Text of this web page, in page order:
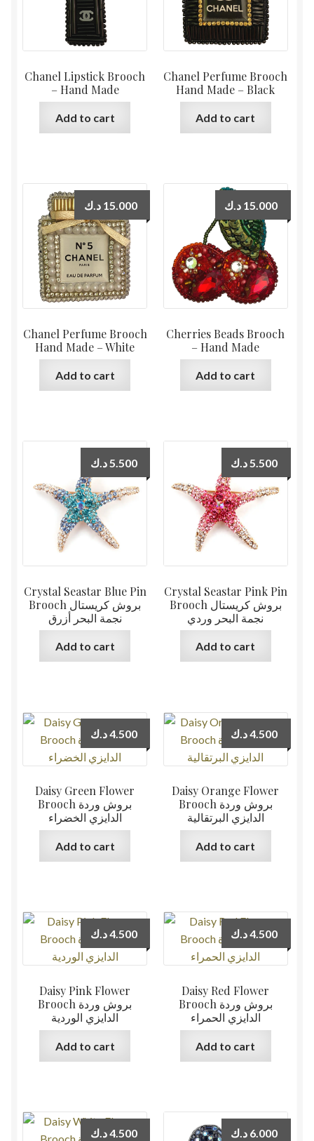
Chanel Lipstick Brooch
– Hand Made
Add to cart
Chanel Perfume Brooch
Hand Made – Black
Add to cart
Chanel Perfume Brooch
Hand Made – White
15.000 د.ك
Add to cart
Cherries Beads Brooch
– Hand Made
15.000 د.ك
Add to cart
Crystal Seastar Blue Pin
Brooch بروش كريستال
نجمة البحر أزرق
5.500د.ك
Add to cart
Crystal Seastar Pink Pin
Brooch بروش كريستال
نجمة البحر وردي
5.500د.ك
Add to cart
Daisy Green Flower
Brooch بروش وردة
الدايزي الخضراء
4.500د.ك
Add to cart
Daisy Orange Flower
Brooch بروش وردة
الدايزي البرتقالية
4.500د.ك
Add to cart
Daisy Pink Flower
Brooch بروش وردة
الدايزي الوردية
4.500د.ك
Add to cart
Daisy Red Flower
Brooch بروش وردة
الدايزي الحمراء
4.500د.ك
Add to cart
4.500د.ك 6.000 د.ك